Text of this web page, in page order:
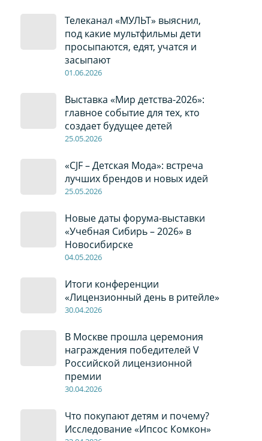
Телеканал «МУЛЬТ» выяснил,
под какие мультфильмы дети
просыпаются, едят, учатся и
засыпают
01.06.2026
Выставка «Мир детства-2026»:
главное событие для тех, кто
создает будущее детей
25.05.2026
«CJF – Детская Мода»: встреча
лучших брендов и новых идей
25.05.2026
Новые даты форума-выставки
«Учебная Сибирь – 2026» в
Новосибирске
04.05.2026
Итоги конференции
«Лицензионный день в ритейле»
30.04.2026
В Москве прошла церемония
награждения победителей V
Российской лицензионной
премии
30.04.2026
Что покупают детям и почему?
Исследование «Ипсос Комкон»